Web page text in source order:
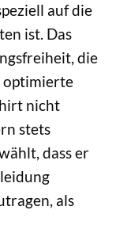
auf die
ist. Das
die
optimierte
nicht
stets
dass er
als